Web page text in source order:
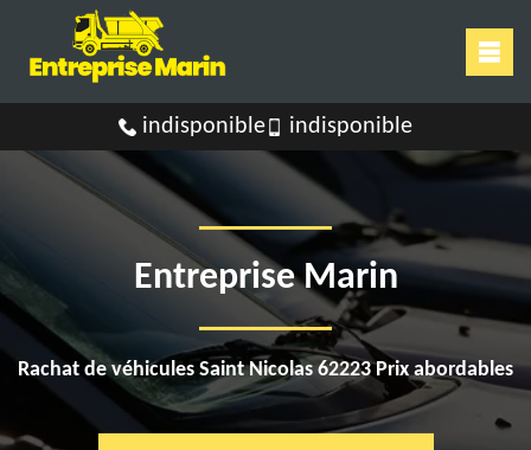
indisponible indisponible
Entreprise Marin
Rachat de véhicules Saint Nicolas 62223 Prix abordables